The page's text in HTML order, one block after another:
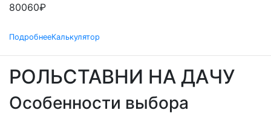
80060₽
ПодробнееКалькулятор
РОЛЬСТАВНИ НА ДАЧУ
Особенности выбора